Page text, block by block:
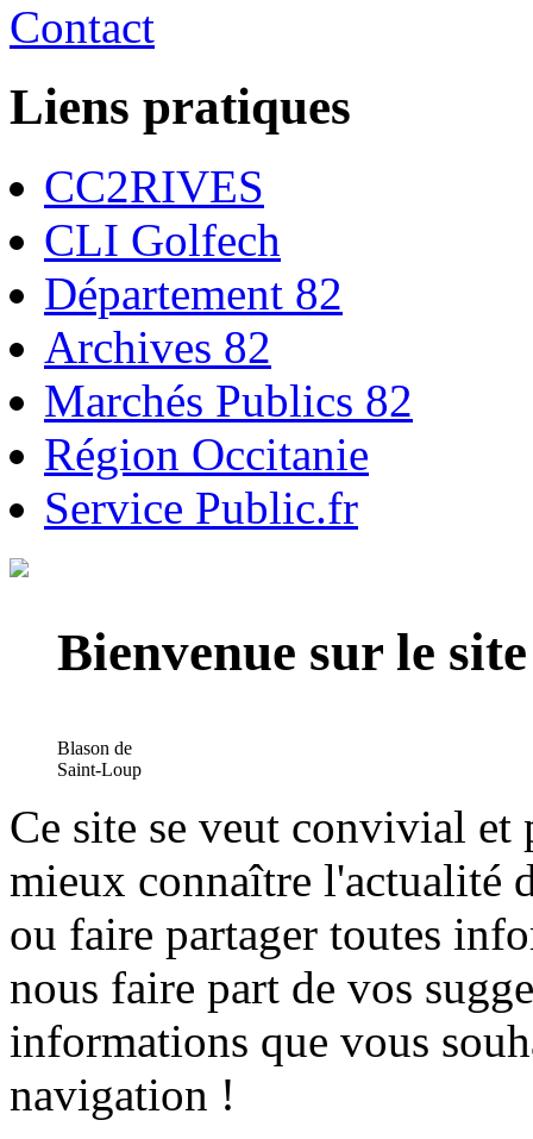
Contact
Liens pratiques
CC2RIVES
CLI Golfech
Département 82
Archives 82
Marchés Publics 82
Région Occitanie
Service Public.fr
Bienvenue sur le
Blason de
Saint-Loup
Ce site se veut convivial et
mieux connaître l'actualité
ou faire partager toutes
nous faire part de vos
informations que vous
navigation !